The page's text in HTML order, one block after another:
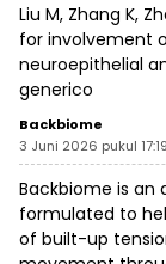
Liu M, Zhang K,
for involvement
neuroepithelial
generico
Backbiome
3 Juni 2026 pukul 17:19
Backbiome is an
formulated to
of built-up